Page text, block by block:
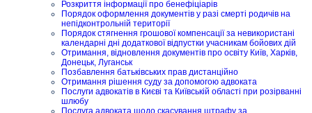
Розкриття інформації про бенефіціарів
Порядок оформлення документів у разі смерті родичів на
непідконтрольній території
Порядок стягнення грошової компенсації за невикористані
календарні дні додаткової відпустки учасникам бойових дій
Отримання, відновлення документів про освіту Київ, Харків,
Донецьк, Луганськ
Позбавлення батьківських прав дистанційно
Отримання рішення суду за допомогою адвоката
Послуги адвокатів в Києві та Київській області при розірванні
шлюбу